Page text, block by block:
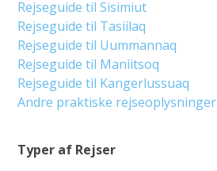
Typer af Rejser
Rejseguide til Sisimiut
Rejseguide til Tasiilaq
Rejseguide til Uummannaq
Rejseguide til Maniitsoq
Rejseguide til Kangerlussuaq
Andre praktiske rejseoplysninger